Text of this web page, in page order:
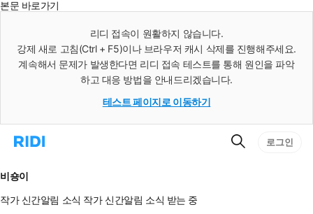
본문 바로가기
리디 접속이 원활하지 않습니다.
강제 새로 고침(Ctrl + F5)이나 브라우저 캐시 삭제를 진행해주세요.
계속해서 문제가 발생한다면 리디 접속 테스트를 통해 원인을 파악
하고 대응 방법을 안내드리겠습니다.
테스트 페이지로 이동하기
리
으
로
이
동
검
로그인
비숑이
작가 신간알림 소식 작가 신간알림 소식 받는 중